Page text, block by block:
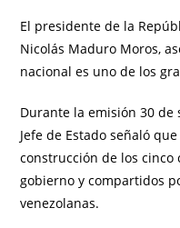
El presidente de la
Nicolás Maduro Moros,
nacional es uno de los
Durante la emisión 30 de
Jefe de Estado señaló
construcción de los cinco
gobierno y compartidos
venezolanas.